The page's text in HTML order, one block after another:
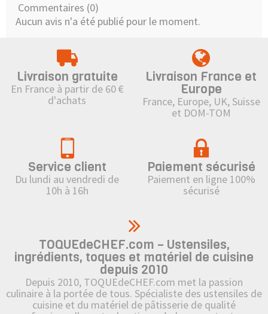
Commentaires (0)
Aucun avis n'a été publié pour le moment.
Livraison gratuite
En France à partir de 60 €
d'achats
Livraison France et
Europe
France, Europe, UK, Suisse
et DOM-TOM
Service client
Du lundi au vendredi de
10h à 16h
Paiement sécurisé
Paiement en ligne 100%
sécurisé
TOQUEdeCHEF.com – Ustensiles,
ingrédients, toques et matériel de cuisine
depuis 2010
Depuis 2010, TOQUEdeCHEF.com met la passion
culinaire à la portée de tous. Spécialiste des ustensiles de
cuisine et du matériel de pâtisserie de qualité